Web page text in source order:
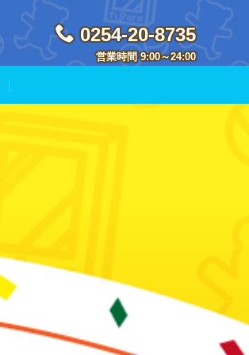
0254-20-8735
営業時間 9:00～24:00